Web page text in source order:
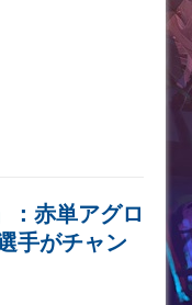
：赤単アグロ
手がチャン